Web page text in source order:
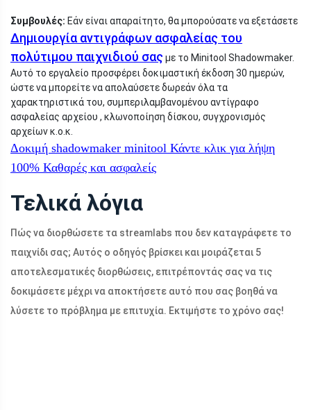
Συμβουλές: Εάν είναι απαραίτητο, θα μπορούσατε να εξετάσετε
Δημιουργία αντιγράφων ασφαλείας του
πολύτιμου παιχνιδιού σας με το Minitool Shadowmaker.
Αυτό το εργαλείο προσφέρει δοκιμαστική έκδοση 30 ημερών,
ώστε να μπορείτε να απολαύσετε δωρεάν όλα τα
χαρακτηριστικά του, συμπεριλαμβανομένου αντίγραφο
ασφαλείας αρχείου , κλωνοποίηση δίσκου, συγχρονισμός
αρχείων κ.ο.κ.
Δοκιμή shadowmaker minitool Κάντε κλικ για λήψη
100% Καθαρές και ασφαλείς
Τελικά λόγια
Πώς να διορθώσετε τα streamlabs που δεν καταγράφετε το
παιχνίδι σας; Αυτός ο οδηγός βρίσκει και μοιράζεται 5
αποτελεσματικές διορθώσεις, επιτρέποντάς σας να τις
δοκιμάσετε μέχρι να αποκτήσετε αυτό που σας βοηθά να
λύσετε το πρόβλημα με επιτυχία. Εκτιμήστε το χρόνο σας!